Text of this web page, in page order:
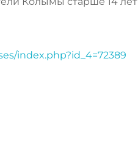
index.php?id_4=72389